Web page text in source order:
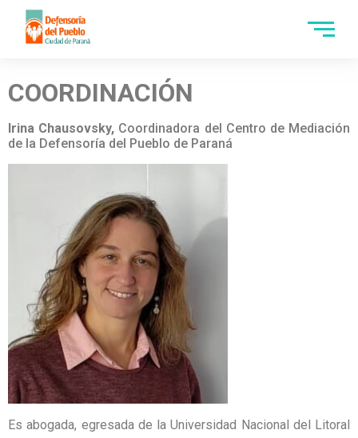
COORDINACIÓN
Irina Chausovsky, Coordinadora del Centro de Mediación
de la Defensoría del Pueblo de Paraná
Es abogada, egresada de la Universidad Nacional del Litoral